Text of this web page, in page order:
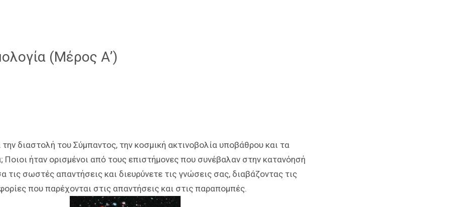
(Μέρος Α’)
την διαστολή του Σύμπαντος, την κοσμική ακτινοβολία υποβάθρου και τα
Ποιοι ήταν ορισμένοι από τους επιστήμονες που συνέβαλαν στην κατανόησή
τις σωστές απαντήσεις και διευρύνετε τις γνώσεις σας, διαβάζοντας τις
που παρέχονται στις απαντήσεις και στις παραπομπές.